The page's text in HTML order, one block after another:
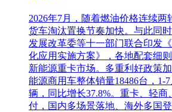
2026年7月，随着燃油价格连续两
货车淘汰置换节奏加快。与此同
发展改革委等十一部门联合印发
化应用实施方案》，各地配套细
新能源重卡市场。多重利好政策
能源商用车整体销量18486台，1-
辆，同比增长37.8%。重卡、轻商
付，国内多场景落地、海外多国